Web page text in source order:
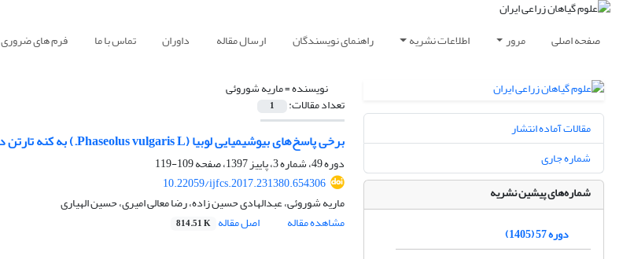
صفحه اصلی مرور اطلاعات نشریه راهنمای نویسندگان ارسال مقاله داوران تماس با ما فرم های ضروری
نویسنده =ماریه شوروئی
تعداد مقالات: 1
برخی پاسخ‌های بیوشیمیایی لوبیا (Phaseolus vulgaris L.) به کنه تارتن دو نقطه‌ای (Tetranychus urticae Koch)
دوره 49، شماره 3، پاییز 1397، صفحه
109-119
10.22059/ijfcs.2017.231380.654306
ماریه شوروئی، عبدالهادی حسین زاده، رضا معالی امیری، حسین الهیاری
مشاهده مقاله
اصل مقاله 814.51 K
مقالات آماده انتشار
شماره جاری
شماره‌های پیشین نشریه
دوره 57 (1405)